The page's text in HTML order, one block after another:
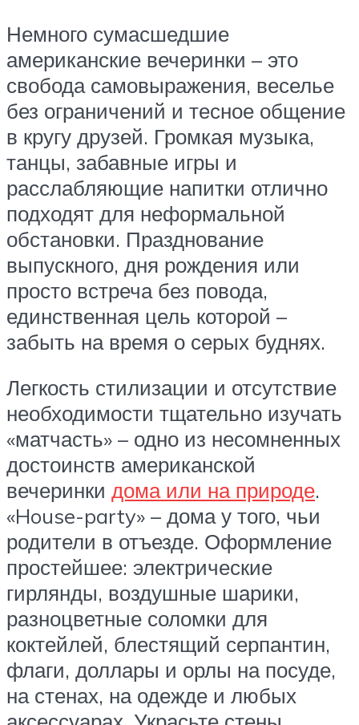
Немного сумасшедшие
американские вечеринки – это
свобода самовыражения, веселье
без ограничений и тесное общение
в кругу друзей. Громкая музыка,
танцы, забавные игры и
расслабляющие напитки отлично
подходят для неформальной
обстановки. Празднование
выпускного, дня рождения или
просто встреча без повода,
единственная цель которой –
забыть на время о серых буднях.
Легкость стилизации и отсутствие
необходимости тщательно изучать
«матчасть» – одно из несомненных
достоинств американской
вечеринки дома или на природе.
«House-party» – дома у того, чьи
родители в отъезде. Оформление
простейшее: электрические
гирлянды, воздушные шарики,
разноцветные соломки для
коктейлей, блестящий серпантин,
флаги, доллары и орлы на посуде,
на стенах, на одежде и любых